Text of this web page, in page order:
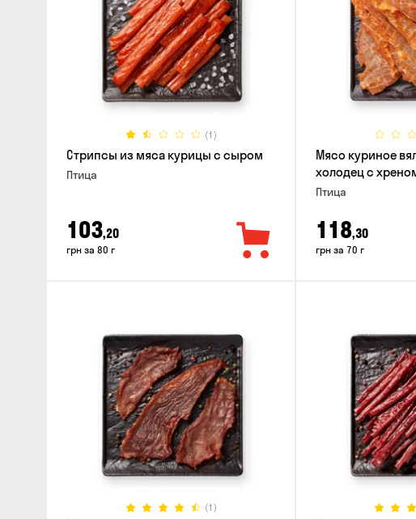
(1)
Стрипсы из мяса курицы с сыром
Птица
103,20
грн за 80 г
Мясо куриное
холодец с
Птица
118,30
грн за 70 г
(1)